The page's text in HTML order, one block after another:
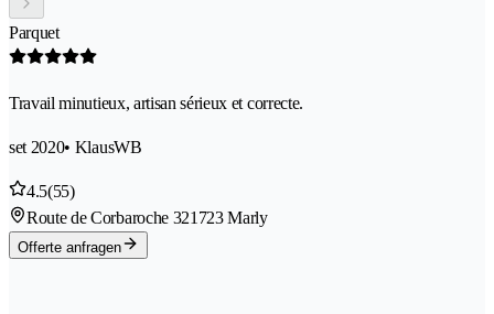
Parquet
Travail minutieux, artisan sérieux et correcte.
set 2020• KlausWB
4.5(55)
Route de Corbaroche 321723 Marly
Offerte anfragen